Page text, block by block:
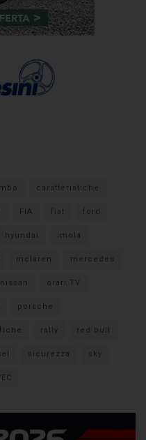
caratteristiche
FIA fiat ford
hyundai imola
mclaren mercedes
nissan orari TV
porsche
rally red bull
sicurezza sky